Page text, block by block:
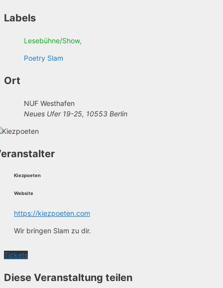
Labels
Lesebühne/Show,
Poetry Slam
Ort
NUF Westhafen
Neues Ufer 19-25, 10553 Berlin
Kiezpoeten
Website
https://kiezpoeten.com
Wir bringen Slam zu dir.
Tickets
Diese Veranstaltung teilen